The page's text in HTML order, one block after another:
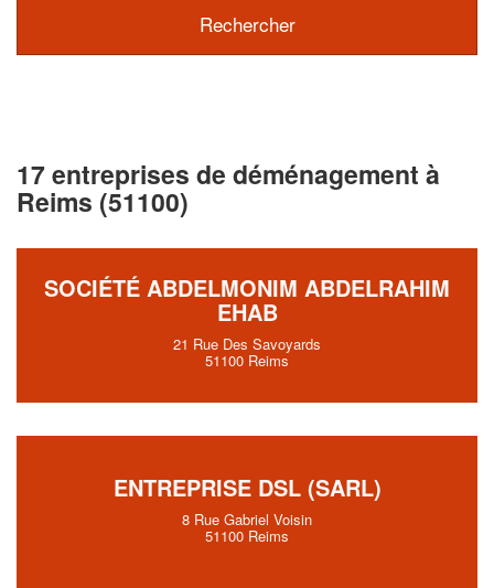
17 entreprises de déménagement à
Reims (51100)
SOCIÉTÉ ABDELMONIM ABDELRAHIM
EHAB
21 Rue Des Savoyards
51100 Reims
ENTREPRISE DSL (SARL)
8 Rue Gabriel Voisin
51100 Reims